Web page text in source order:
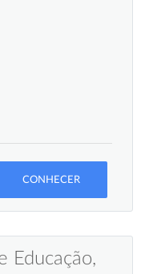
CONHECER
Educação,